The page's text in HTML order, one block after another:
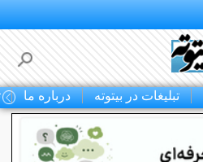
تبلیغات در بیتوته درباره ما